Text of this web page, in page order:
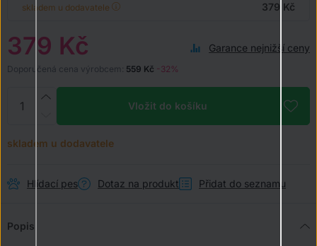
skladem u dodavatele 379 Kč
379 Kč
Doporučená cena výrobcem: 559 Kč -32%
Garance nejnižší ceny
Vložit do košíku
skladem u dodavatele
Hlídací pes Dotaz na produkt Přidat do seznamu
Popis